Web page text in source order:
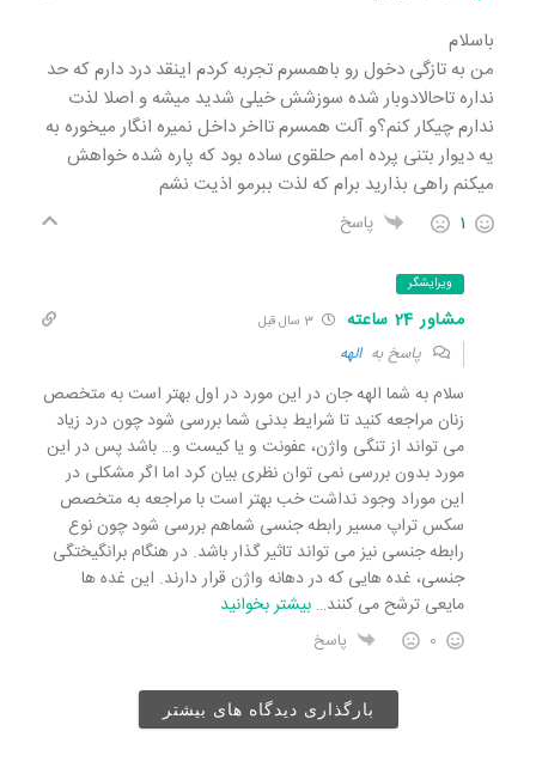
باسلام
من به تازگی دخول رو باهمسرم تجربه کردم اینقد درد دارم که حد
نداره تاحالادوبار شده سوزشش خیلی شدید میشه و اصلا لذت
ندارم چیکار کنم؟و آلت همسرم تااخر داخل نمیره انگار میخوره به
یه دیوار بتنی پرده امم حلقوی ساده بود که پاره شده خواهش
میکنم راهی بذارید برام که لذت ببرمو اذیت نشم
1 پاسخ
ویرایشگر
مشاور 24 ساعته 3 سال قبل
پاسخ بهالهه
سلام به شما الهه جان در این مورد در اول بهتر است به متخصص
زنان مراجعه کنید تا شرایط بدنی شما بررسی شود چون درد زیاد
می تواند از تنگی واژن، عفونت و یا کیست و… باشد پس در این
مورد بدون بررسی نمی توان نظری بیان کرد اما اگر مشکلی در
این موراد وجود نداشت خب بهتر است با مراجعه به متخصص
سکس تراپ مسیر رابطه جنسی شماهم بررسی شود چون نوع
رابطه جنسی نیز می تواند تاثیر گذار باشد. در هنگام برانگیختگی
جنسی، غده هایی که در دهانه واژن قرار دارند. این غده ها
مایعی ترشح می کنند… بیشتر بخوانید
0 پاسخ
بارگذاری دیدگاه های بیشتر